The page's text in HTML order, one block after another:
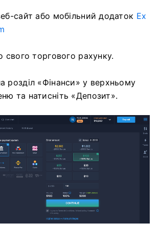
сайт або мобільний додаток Ex
свого торгового рахунку.
розділ «Фінанси» у верхньому
та натисніть «Депозит».